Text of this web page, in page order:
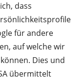
dass
für andere
auf welche wir
Dies und
übermittelt